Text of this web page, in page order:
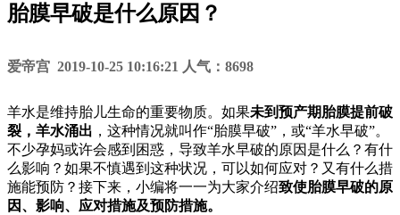
胎膜早破是什么原因？
爱帝宫 2019-10-25 10:16:21 人气：8698
羊水是维持胎儿生命的重要物质。如果未到预产期胎膜提前破
裂，羊水涌出 ，这种情况就叫作“胎膜早破”，或“羊水早破”。
不少孕妈或许会感到困惑，导致羊水早破的原因是什么？有什
么影响？如果不慎遇到这种状况，可以如何应对？又有什么措
施能预防？接下来，小编将一一为大家介绍致使胎膜早破的原
因、影响、应对措施及预防措施。